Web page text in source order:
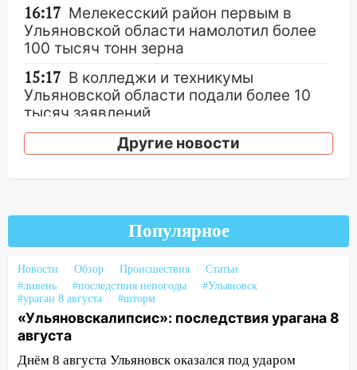
16:17 Мелекесский район первым в
Ульяновской области намолотил более
100 тысяч тонн зерна
15:17 В колледжи и техникумы
Ульяновской области подали более 10
тысяч заявлений
15:04
Фоторепортаж с улиц Ульяновска
после шторма: поваленные деревья и
Деева в Заволжье
14:26
пытаются расчистить ливнёвки, не
дождавшись коммунальщиков
14:16 Шторм продолжает ломать город:
на улице Любови Шевцовой рухнул
светофор
Другие новости
Популярное
Новости Обзор Происшествия
Статьи
#ливень
#последствия непогоды
#Ульяновск
#ураган 8 августа
#шторм
«Ульяновскалипсис»: последствия урагана 8
августа
Днём 8 августа Ульяновск оказался под ударом